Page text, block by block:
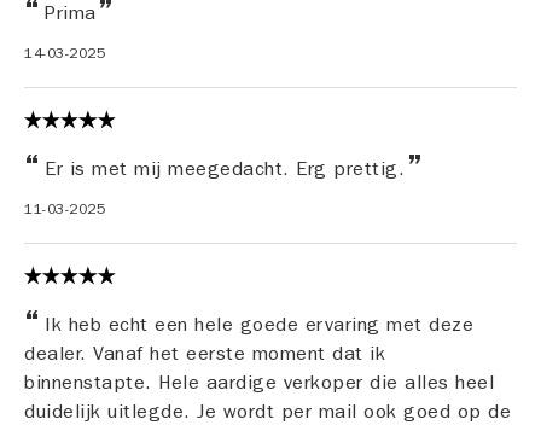
Prima
14-03-2025
Er is met mij meegedacht. Erg prettig.
11-03-2025
Ik heb echt een hele goede ervaring met deze
dealer. Vanaf het eerste moment dat ik
binnenstapte. Hele aardige verkoper die alles heel
duidelijk uitlegde. Je wordt per mail ook goed op de